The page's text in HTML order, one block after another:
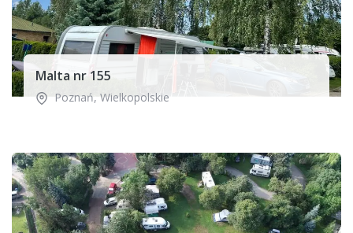
Malta nr 155
Poznań,Wielkopolskie